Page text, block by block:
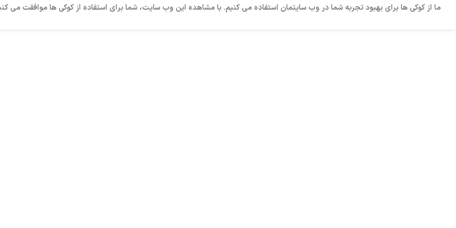
ما از کوکی ها برای بهبود تجربه شما در وب سایتمان استفاده می کنیم. با مشاهده این وب سایت، شما برای استفاده از کوکی ها موافقت می